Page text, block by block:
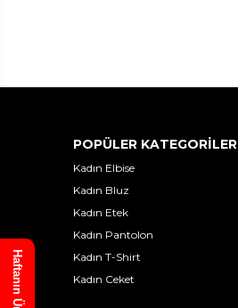
POPÜLER KATEGORİLER
Kadın Elbise
Kadın Bluz
Kadın Etek
Kadın Pantolon
Kadın T-Shirt
Kadın Ceket
Haftanın Ürünü